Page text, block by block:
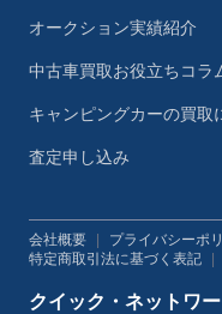
オークション実績紹介
中古車買取お役立ちコラ
キャンピングカーの買取
査定申し込み
会社概要 プライバシーポ
特定商取引法に基づく表記
クイック・ネットワ